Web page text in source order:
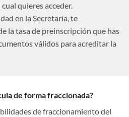
quieres acceder.
en la Secretaría, te
la tasa de preinscripción que has
válidos para acreditar la
de forma fraccionada?
de fraccionamiento del